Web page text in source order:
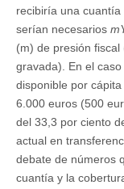
recibiría una cuantía
serían necesarios
(m) de presión
gravada). En el
disponible por
6.000 euros (500
del 33,3 por ciento
actual en
debate de números
cuantía y la